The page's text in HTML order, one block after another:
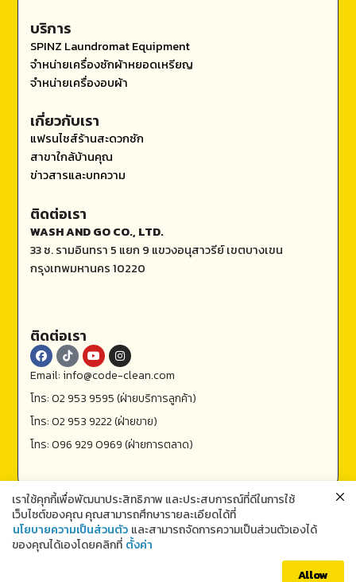
ติดต่อเรา
WASH AND GO CO., LTD.
33 ซ. รามอินทรา 5 แยก 9 แขวงอนุสาวรีย์ เขตบางเขน
กรุงเทพมหานคร 10220
เกี่ยวกับเรา
แฟรนไชส์ร้านสะดวกซัก
สาขาใกล้บ้านคุณ
ข่าวสารและบทความ
บริการ
SPINZ Laundromat Equipment
จำหน่ายเครื่องซักผ้าหยอดเหรียญ
จำหน่ายเครื่องอบผ้า
ติดต่อเรา
Email: info@code-clean.com
โทร: 02 953 9595 (ฝ่ายบริการลูกค้า)
โทร: 02 953 9222 (ฝ่ายขาย)
โทร: 096 929 0969 (ฝ่ายการตลาด)
เราใช้คุกกี้เพื่อพัฒนาประสิทธิภาพ และประสบการณ์ที่ดีในการใช้
เว็บไซต์ของคุณ คุณสามารถศึกษารายละเอียดได้ที่
นโยบายความเป็นส่วนตัว และสามารถจัดการความเป็นส่วนตัวเองได้
ของคุณได้เองโดยคลิกที่ ตั้งค่า
Allow